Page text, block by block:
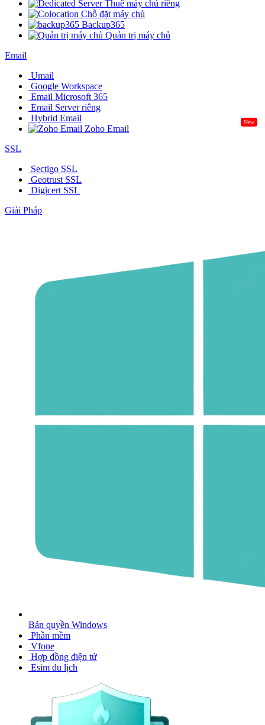
Thuê máy chủ riêng
Chỗ đặt máy chủ
Backup365
Quản trị máy chủ
Email
Umail
Google Workspace
Email Microsoft 365
Email Server riêng
Hybrid Email
New
Zoho Email
SSL
Sectigo SSL
Geotrust SSL
Digicert SSL
Giải Pháp
Bản quyền Windows
Phần mềm
Vfone
Hợp đồng điện tử
Esim du lịch